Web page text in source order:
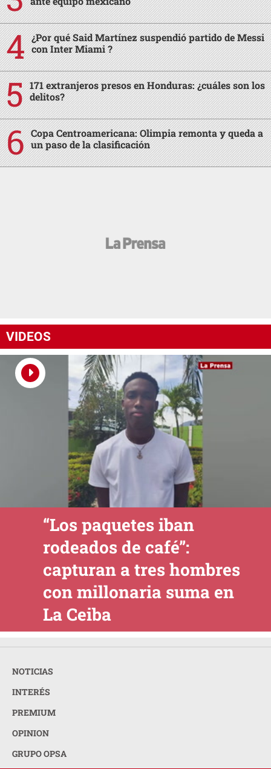
¿Por qué Said Martínez suspendió partido de Messi
con Inter Miami ?
171 extranjeros presos en Honduras: ¿cuáles son los
delitos?
Copa Centroamericana: Olimpia remonta y queda a
un paso de la clasificación
VIDEOS
“Los paquetes iban
rodeados de café”:
capturan a tres hombres
con millonaria suma en
La Ceiba
NOTICIAS
INTERÉS
PREMIUM
OPINION
GRUPO OPSA